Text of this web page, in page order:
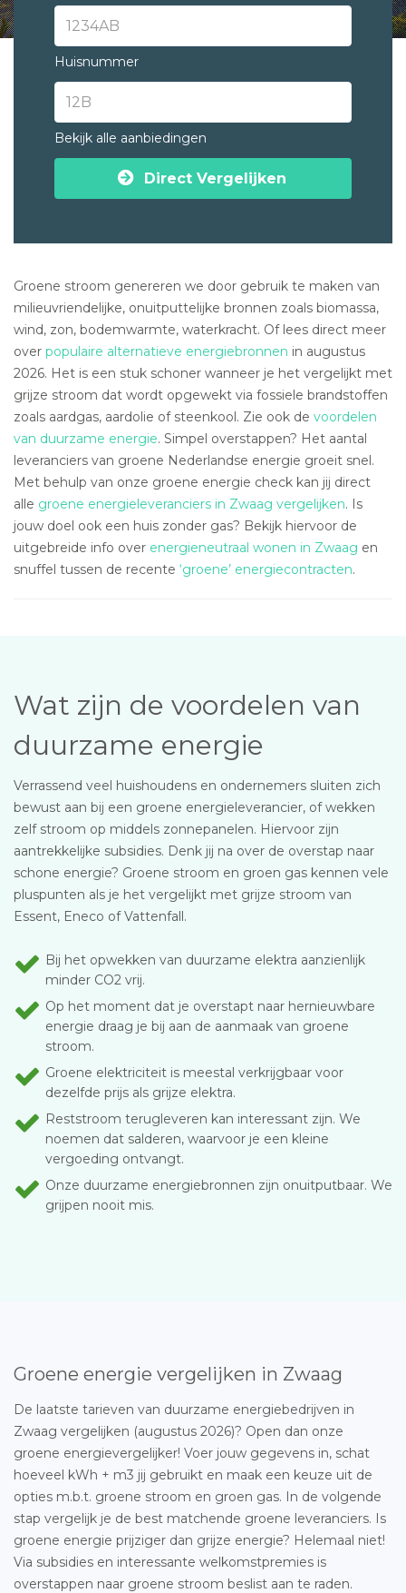
Huisnummer
Bekijk alle aanbiedingen
Direct Vergelijken
Groene stroom genereren we door gebruik te maken van
milieuvriendelijke, onuitputtelijke bronnen zoals biomassa,
wind, zon, bodemwarmte, waterkracht. Of lees direct meer
over populaire alternatieve energiebronnen in augustus
2026. Het is een stuk schoner wanneer je het vergelijkt met
grijze stroom dat wordt opgewekt via fossiele brandstoffen
zoals aardgas, aardolie of steenkool. Zie ook de voordelen
van duurzame energie. Simpel overstappen? Het aantal
leveranciers van groene Nederlandse energie groeit snel.
Met behulp van onze groene energie check kan jij direct
alle groene energieleveranciers in Zwaag vergelijken. Is
jouw doel ook een huis zonder gas? Bekijk hiervoor de
uitgebreide info over energieneutraal wonen in Zwaag en
snuffel tussen de recente ‘groene’ energiecontracten.
Wat zijn de voordelen van
duurzame energie
Verrassend veel huishoudens en ondernemers sluiten zich
bewust aan bij een groene energieleverancier, of wekken
zelf stroom op middels zonnepanelen. Hiervoor zijn
aantrekkelijke subsidies. Denk jij na over de overstap naar
schone energie? Groene stroom en groen gas kennen vele
pluspunten als je het vergelijkt met grijze stroom van
Essent, Eneco of Vattenfall.
Bij het opwekken van duurzame elektra aanzienlijk
minder CO2 vrij.
Op het moment dat je overstapt naar hernieuwbare
energie draag je bij aan de aanmaak van groene
stroom.
Groene elektriciteit is meestal verkrijgbaar voor
dezelfde prijs als grijze elektra.
Reststroom terugleveren kan interessant zijn. We
noemen dat salderen, waarvoor je een kleine
vergoeding ontvangt.
Onze duurzame energiebronnen zijn onuitputbaar. We
grijpen nooit mis.
Groene energie vergelijken in Zwaag
De laatste tarieven van duurzame energiebedrijven in
Zwaag vergelijken (augustus 2026)? Open dan onze
groene energievergelijker! Voer jouw gegevens in, schat
hoeveel kWh + m3 jij gebruikt en maak een keuze uit de
opties m.b.t. groene stroom en groen gas. In de volgende
stap vergelijk je de best matchende groene leveranciers. Is
groene energie prijziger dan grijze energie? Helemaal niet!
Via subsidies en interessante welkomstpremies is
overstappen naar groene stroom beslist aan te raden.